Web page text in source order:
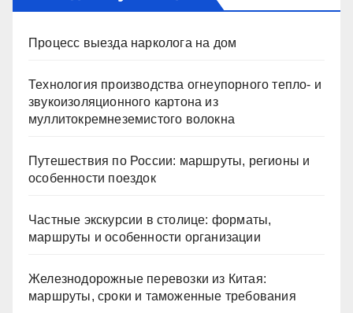
Процесс выезда нарколога на дом
Технология производства огнеупорного тепло- и
звукоизоляционного картона из
муллитокремнеземистого волокна
Путешествия по России: маршруты, регионы и
особенности поездок
Частные экскурсии в столице: форматы,
маршруты и особенности организации
Железнодорожные перевозки из Китая:
маршруты, сроки и таможенные требования